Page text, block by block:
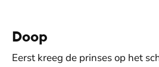
Doop
Eerst kreeg de prinses op het